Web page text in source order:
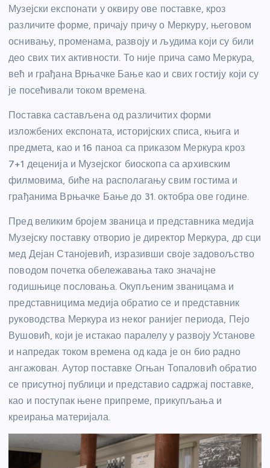
Музејски експонати у оквиру ове поставке, кроз
различите форме, причају причу о Меркуру, његовом
оснивању, променама, развоју и људима који су били
део свих тих активности. То није прича само Меркура,
већ и грађана Врњачке Бање као и свих гостију који су
је посећивали током времена.
Поставка састављена од различитих форми
изложбених експоната, историјских списа, књига и
предмета, као и 16 паноа са приказом Меркура кроз
7+1 деценија и Музејског биоскопа са архивским
филмовима, биће на располагању свим гостима и
грађанима Врњачке Бање до 31. октобра ове године.
Пред великим бројем званица и представника медија
Музејску поставку отворио је директор Меркура, др сци
мед Дејан Станојевић, изразивши своје задовољство
поводом почетка обележавања тако значајне
годишњице пословања. Окупљеним званицама и
представницима медија обратио се и представник
руководства Меркура из неког ранијег периода, Пејо
Вушовић, који је истакао паралелу у развоју Установе
и напредак током времена од када је он био радно
ангажован. Аутор поставке Огњан Топаловић обратио
се присутној публици и представио садржај поставке,
као и поступак њене припреме, прикупљања и
креирања материјала.